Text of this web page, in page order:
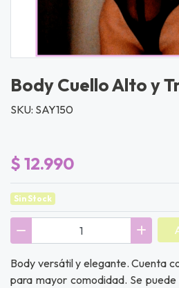
Body Cuello Alto y
SKU: SAY150
$ 12.990
Sin Stock
Body versátil y elegante. Cuenta
para mayor comodidad. Se